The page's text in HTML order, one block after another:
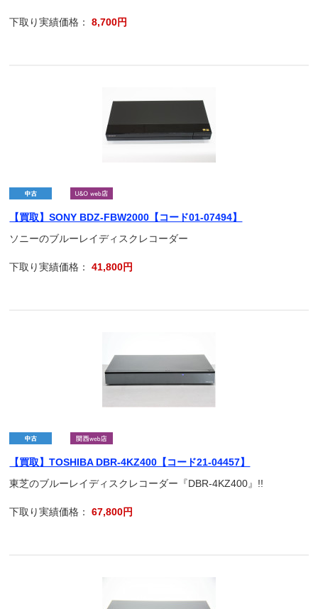
下取り実績価格：8,700円
【買取】SONY BDZ-FBW2000【コード01-07494】
ソニーのブルーレイディスクレコーダー
下取り実績価格：41,800円
【買取】TOSHIBA DBR-4KZ400【コード21-04457】
東芝のブルーレイディスクレコーダー『DBR-4KZ400』!!
下取り実績価格：67,800円